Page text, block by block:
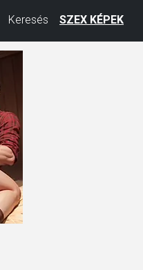
Keresés SZEX KÉPEK